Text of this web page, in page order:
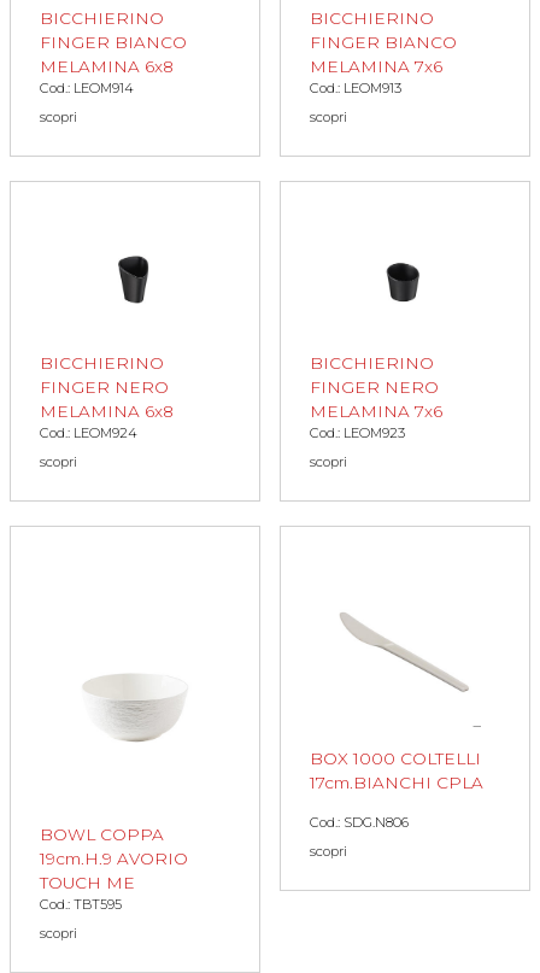
BICCHIERINO
FINGER BIANCO
MELAMINA 6x8
Cod.: LEOM914
scopri
BICCHIERINO
FINGER BIANCO
MELAMINA 7x6
Cod.: LEOM913
scopri
BICCHIERINO
FINGER NERO
MELAMINA 6x8
Cod.: LEOM924
scopri
BICCHIERINO
FINGER NERO
MELAMINA 7x6
Cod.: LEOM923
scopri
BOWL COPPA
19cm.H.9 AVORIO
TOUCH ME
Cod.: TBT595
scopri
BOX 1000 COLTELLI
17cm.BIANCHI CPLA
Cod.: SDG.N806
scopri